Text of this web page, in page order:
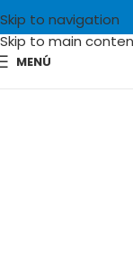
Skip to navigation
Skip to main
MENÚ